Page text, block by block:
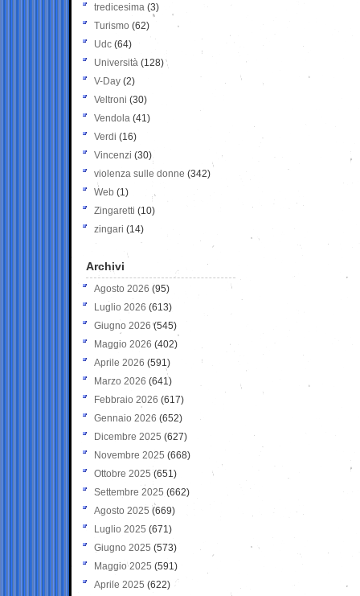
tredicesima (3)
Turismo (62)
Udc (64)
Università (128)
V-Day (2)
Veltroni (30)
Vendola (41)
Verdi (16)
Vincenzi (30)
violenza sulle donne (342)
Web (1)
Zingaretti (10)
zingari (14)
Archivi
Agosto 2026 (95)
Luglio 2026 (613)
Giugno 2026 (545)
Maggio 2026 (402)
Aprile 2026 (591)
Marzo 2026 (641)
Febbraio 2026 (617)
Gennaio 2026 (652)
Dicembre 2025 (627)
Novembre 2025 (668)
Ottobre 2025 (651)
Settembre 2025 (662)
Agosto 2025 (669)
Luglio 2025 (671)
Giugno 2025 (573)
Maggio 2025 (591)
Aprile 2025 (622)